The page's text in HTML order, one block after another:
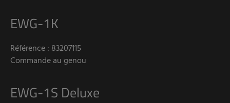
EWG-1K
Référence : 83207115
Commande au genou
EWG-1S Deluxe